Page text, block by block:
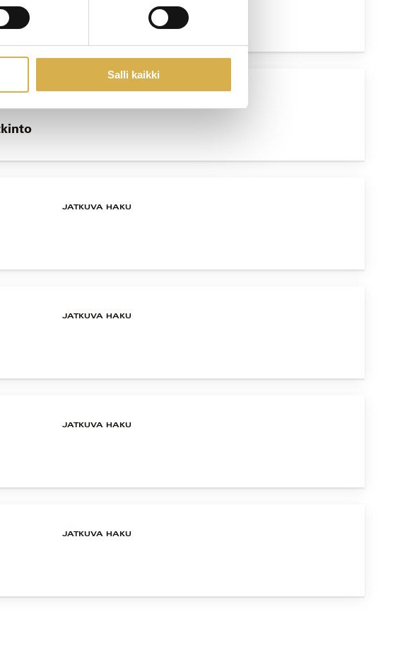
Salli kaikki
JATKUVA HAKU
JATKUVA HAKU
JATKUVA HAKU
JATKUVA HAKU